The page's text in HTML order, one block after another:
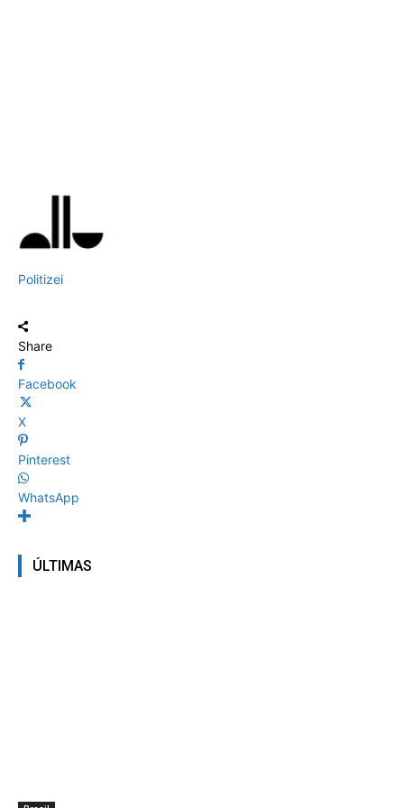
Politizei
Share
Facebook
X
Pinterest
WhatsApp
ÚLTIMAS